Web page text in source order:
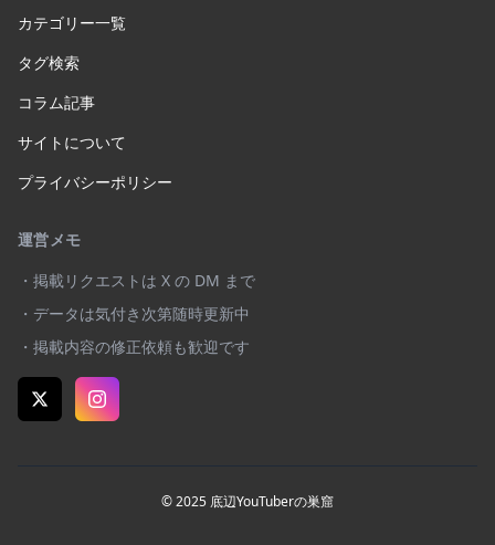
カテゴリー一覧
タグ検索
コラム記事
サイトについて
プライバシーポリシー
運営メモ
・掲載リクエストは X の DM まで
・データは気付き次第随時更新中
・掲載内容の修正依頼も歓迎です
© 2025 底辺YouTuberの巣窟